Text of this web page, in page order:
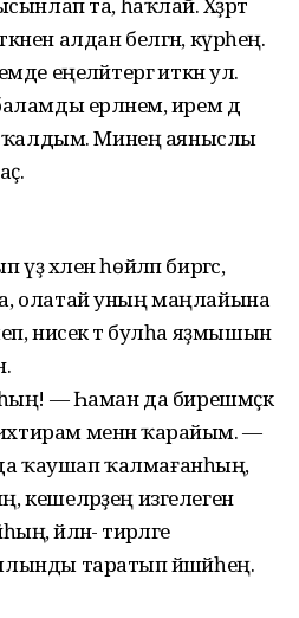
алдан белгән, күрәһең.
еңеләйтергә иткән ул.
ерләнем, ирем дә
ҡалдым. Минең аяныслы
хәлен һөйләп биргәс,
олатай уның маңлайына
нисек тә булһа яҙмышын
— Һаман да бирешмәҫкә
менән ҡарайым. —
ҡаушап ҡалмағанһың,
изгелеген
әйләнә- тирәләге
таратып йәшәйһең.